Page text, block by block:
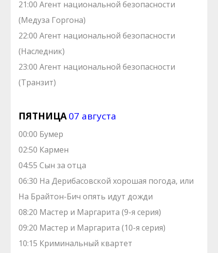
21:00 Агент национальной безопасности
(Медуза Горгона)
22:00 Агент национальной безопасности
(Наследник)
23:00 Агент национальной безопасности
(Транзит)
ПЯТНИЦА07 августа
00:00 Бумер
02:50 Кармен
04:55 Сын за отца
06:30 На Дерибасовской хорошая погода, или
На Брайтон-Бич опять идут дожди
08:20 Мастер и Маргарита (9-я серия)
09:20 Мастер и Маргарита (10-я серия)
10:15 Криминальный квартет